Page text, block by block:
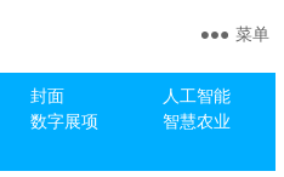
封面
人工智能
数字展项
智慧农业
菜单